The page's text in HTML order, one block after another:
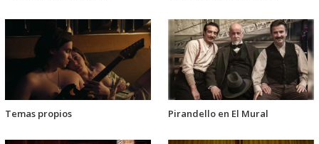
Temas propios Pirandello en El Mural